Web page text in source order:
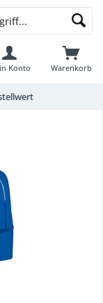
Warenkorb
Konto